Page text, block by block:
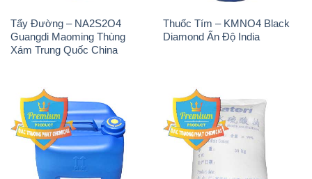
Tẩy Đường – NA2S2O4
Guangdi Maoming Thùng
Xám Trung Quốc China
Thuốc Tím – KMNO4 Black
Diamond Ấn Độ India